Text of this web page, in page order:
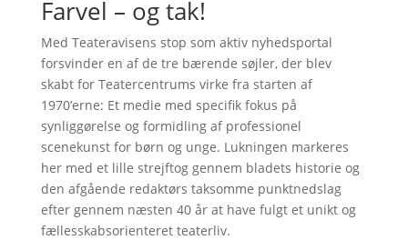
Farvel – og tak!
Med Teateravisens stop som aktiv nyhedsportal
forsvinder en af de tre bærende søjler, der blev
skabt for Teatercentrums virke fra starten af
1970’erne: Et medie med specifik fokus på
synliggørelse og formidling af professionel
scenekunst for børn og unge. Lukningen markeres
her med et lille strejftog gennem bladets historie og
den afgående redaktørs taksomme punktnedslag
efter gennem næsten 40 år at have fulgt et unikt og
fællesskabsorienteret teaterliv.